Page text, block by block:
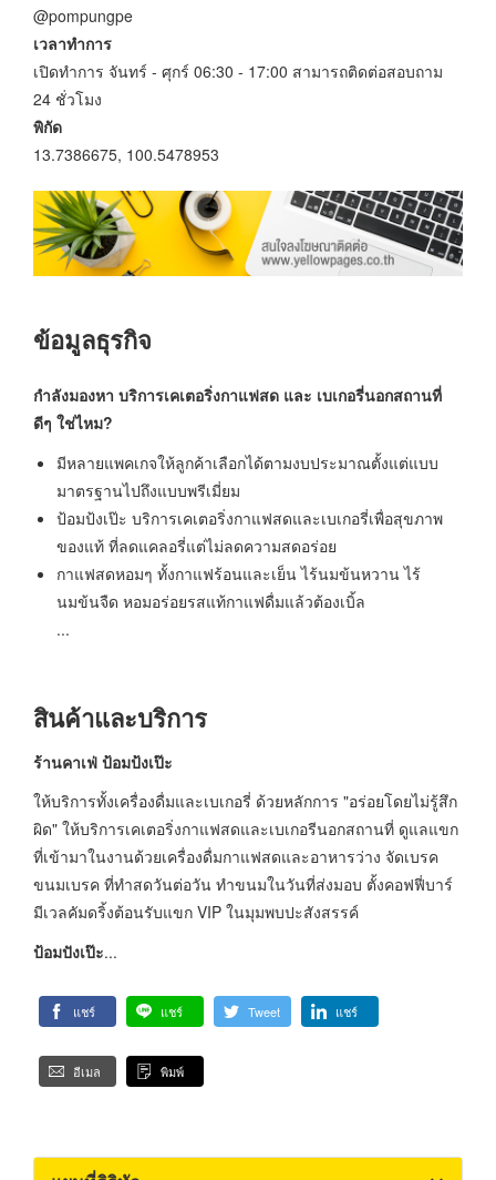
@pompungpe
เวลาทำการ
เปิดทำการ จันทร์ - ศุกร์ 06:30 - 17:00 สามารถติดต่อสอบถาม
24 ชั่วโมง
พิกัด
13.7386675, 100.5478953
ข้อมูลธุรกิจ
กำลังมองหา บริการเคเตอริ่งกาแฟสด และ เบเกอรี่นอกสถานที่
ดีๆ ใช่ไหม?
มีหลายแพคเกจให้ลูกค้าเลือกได้ตามงบประมาณตั้งแต่แบบ
มาตรฐานไปถึงแบบพรีเมี่ยม
ป้อมป้งเป๊ะ บริการเคเตอริ่งกาแฟสดและเบเกอรี่เพื่อสุขภาพ
ของแท้ ที่ลดแคลอรี่แต่ไม่ลดความสดอร่อย
กาแฟสดหอมๆ ทั้งกาแฟร้อนและเย็น ไร้นมข้นหวาน ไร้
นมข้นจืด หอมอร่อยรสแท้กาแฟดื่มแล้วต้องเบิ้ล
...
สินค้าและบริการ
ร้านคาเฟ่ ป้อมป้งเป๊ะ
ให้บริการทั้งเครื่องดื่มและเบเกอรี่ ด้วยหลักการ "อร่อยโดยไม่รู้สึก
ผิด" ให้บริการเคเตอริ่งกาแฟสดและเบเกอรีนอกสถานที่ ดูแลแขก
ที่เข้ามาในงานด้วยเครื่องดื่มกาแฟสดและอาหารว่าง จัดเบรค
ขนมเบรค ที่ทำสดวันต่อวัน ทำขนมในวันที่ส่งมอบ ตั้งคอฟฟี่บาร์
มีเวลคัมดริ้งต้อนรับแขก VIP ในมุมพบปะสังสรรค์
ป้อมปังเป๊ะ...
แชร์ แชร์ Tweet แชร์
อีเมล พิมพ์